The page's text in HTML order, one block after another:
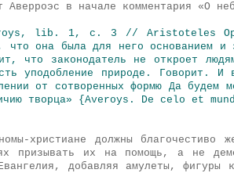
Аверроэс в начале комментария «О
lib. 1, с. 3 // Aristoteles Opera
что она была для него основанием
что законодатель не откроет
уподобление природе. Говорит. И
от сотворенных формю Да будем
творца» {Averoys. De celo et
христиане должны
призывать их на помощь, а не
добавляя амулеты, фигуры